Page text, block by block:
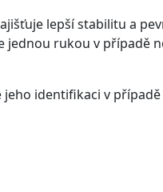
lepší stabilitu a
rukou v případě
identifikaci v případě